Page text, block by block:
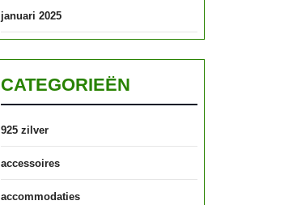
januari 2025
CATEGORIEËN
925 zilver
accessoires
accommodaties